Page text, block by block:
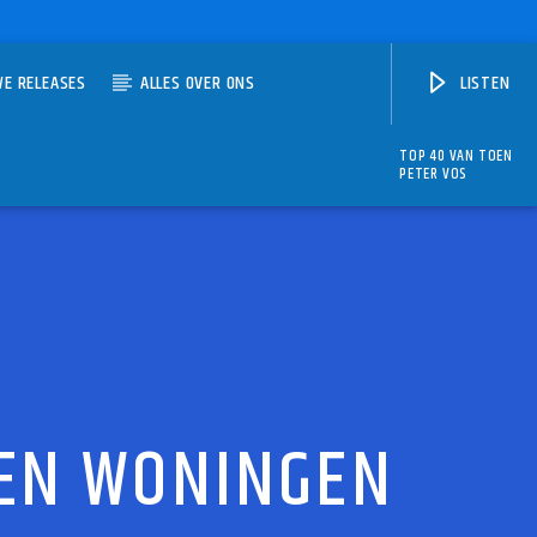
RELEASES ALLES OVER ONS LISTEN
TOP 40 VAN TOEN
PETER VOS
WONINGEN